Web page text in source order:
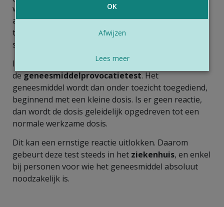
wordt een pleister met het geneesmiddel op de huid
aangebracht. Het resultaat is na een paar dagen af
te lezen. Deze onderzoeken gebeuren door een
specialist, meestal een huidarts of een allergoloog.
Ingeval deze onderzoeken niets uitwijzen, is er nog
degeneesmiddelprovocatietest. Het
geneesmiddel wordt dan onder toezicht toegediend,
beginnend met een kleine dosis. Is er geen reactie,
dan wordt de dosis geleidelijk opgedreven tot een
normale werkzame dosis.
Dit kan een ernstige reactie uitlokken. Daarom
gebeurt deze test steeds in het ziekenhuis, en enkel
bij personen voor wie het geneesmiddel absoluut
noodzakelijk is.
OK
Afwijzen
Lees meer